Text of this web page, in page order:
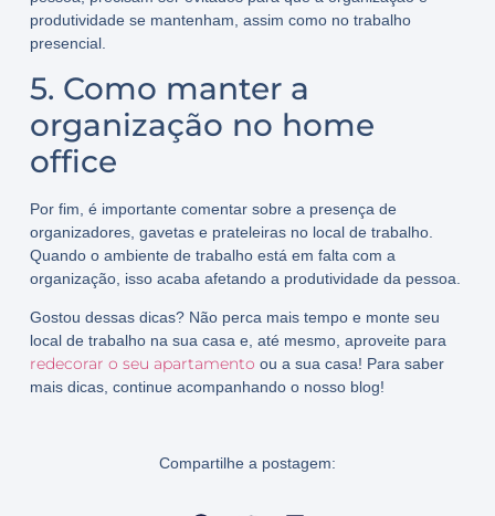
produtividade se mantenham, assim como no trabalho
presencial.
5. Como manter a
organização no home
office
Por fim, é importante comentar sobre a presença de
organizadores, gavetas e prateleirasno local de trabalho.
Quando o ambiente de trabalho está em falta com a
organização, isso acaba afetando a produtividadeda pessoa.
Gostou dessas dicas? Não perca mais tempo e monte seu
local de trabalho na sua casa e, até mesmo, aproveite para
redecorar o seu apartamento ou a sua casa! Para saber
mais dicas, continue acompanhando o nosso blog!
Compartilhe a postagem: